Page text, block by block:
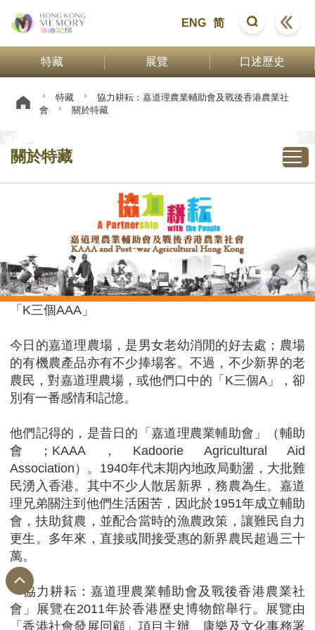
ENG 简
特藏 展覽 口述歷史
特藏
協力耕耘：嘉道理農業輔助會及戰後香港農業社
會
關於特藏
關於特藏
「K三個AAA」
今日的嘉道理農場，是男女老幼消閒的好去處；農場
的有機農產品亦有不少捧場客。不過，不少新界的老
農民，對嘉道理農場，或他們口中的「K三個A」，卻
別有一番感情和記憶。
他們記得的，是昔日的「嘉道理農業輔助會」（輔助
會；KAAA，Kadoorie Agricultural Aid
Association）。1940年代末期內地政局動盪，大批難
民湧入香港。其中不少人散居新界，務農為生。嘉道
理兄弟關注到他們生活困苦，因此於1951年成立輔助
會，扶助貧農，並配合當時的漁農政策，讓難民自力
更生。多年來，直接或間接受惠的新界農民超過三十
萬。
「協力耕耘：嘉道理農業輔助會及戰後香港農業社
會」展覽在2011年於香港歷史博物館舉行。展覽由
「香港社會發展回顧」項目主辦、康樂及文化事務署